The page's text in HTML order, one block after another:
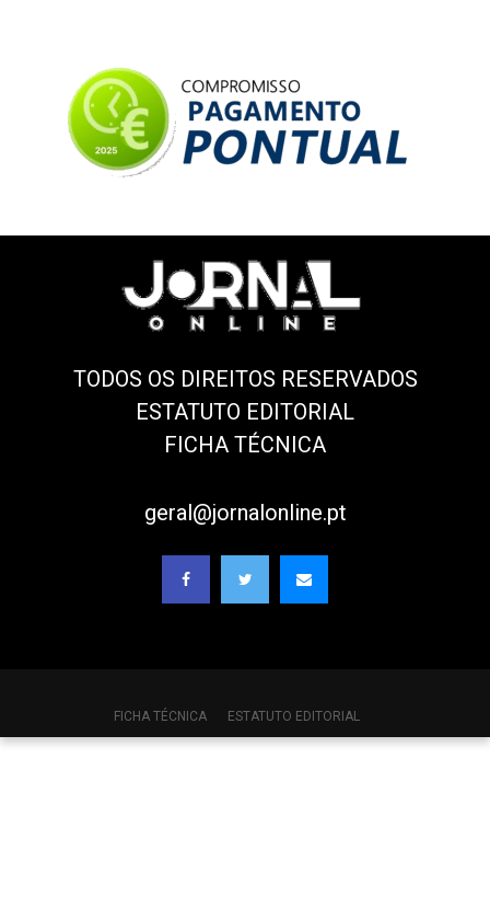
TODOS OS DIREITOS RESERVADOS
ESTATUTO EDITORIAL
FICHA TÉCNICA
geral@jornalonline.pt
FICHA TÉCNICA ESTATUTO EDITORIAL